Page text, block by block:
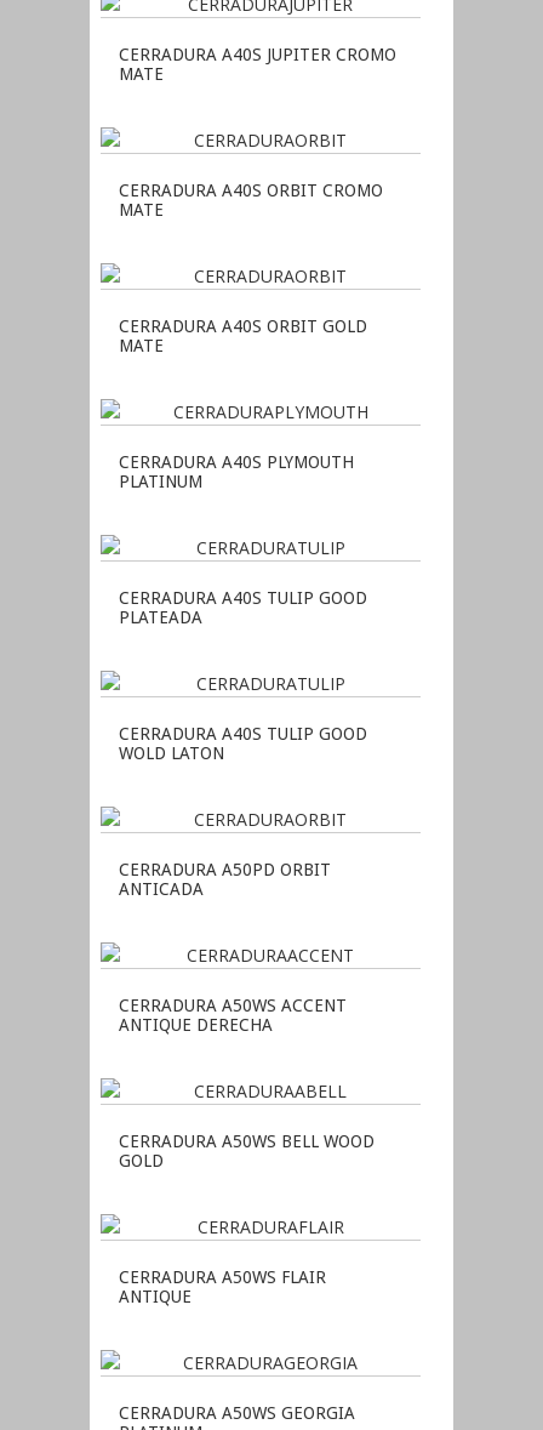
CERRADURA A40S JUPITER CROMO
MATE
CERRADURA A40S ORBIT CROMO
MATE
CERRADURA A40S ORBIT GOLD
MATE
CERRADURA A40S PLYMOUTH
PLATINUM
CERRADURA A40S TULIP GOOD
PLATEADA
CERRADURA A40S TULIP GOOD
WOLD LATON
CERRADURA A50PD ORBIT
ANTICADA
CERRADURA A50WS ACCENT
ANTIQUE DERECHA
CERRADURA A50WS BELL WOOD
GOLD
CERRADURA A50WS FLAIR
ANTIQUE
CERRADURA A50WS GEORGIA